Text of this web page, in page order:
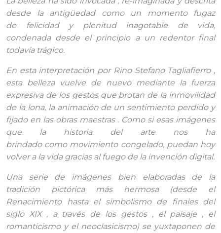
desde la antigüedad como un momento fugaz
de felicidad y plenitud inagotable de vida,
condenada desde el principio a un redentor final
todavía trágico.
En esta interpretación por Rino Stefano Tagliafierro ,
esta belleza vuelve de nuevo mediante la fuerza
expresiva de los gestos que brotan de la inmovilidad
de la lona, la animación de un sentimiento perdido y
fijado en las obras maestras . Como si esas imágenes
que la historia del arte nos ha
brindado como movimiento congelado, puedan hoy
volver a la vida gracias al fuego de la invención digital.
Una serie de imágenes bien elaboradas de la
tradición pictórica más hermosa (desde el
Renacimiento hasta el simbolismo de finales del
siglo XIX , a través de los gestos , el paisaje , el
romanticismo y el neoclasicismo) se yuxtaponen de